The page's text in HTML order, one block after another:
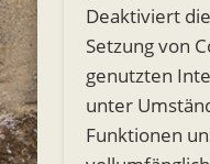
Deaktiviert
Setzung von
genutzten
unter
Funktionen